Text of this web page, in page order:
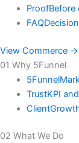
ProofBefore
FAQ
View Commerce →
01 Why 5Funnel
5Funnel
TrustKPI
Client
02 What We Do